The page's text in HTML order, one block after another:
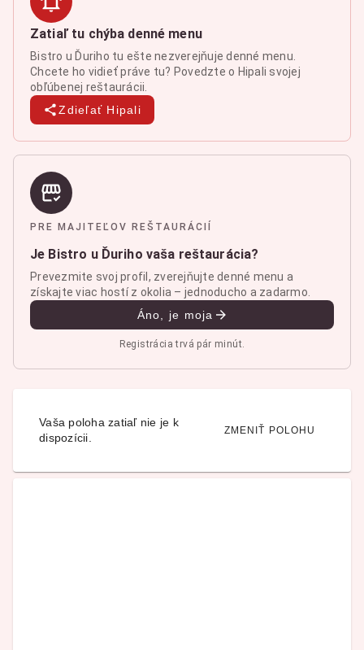
Zatiaľ tu chýba denné menu
Bistro u Ďuriho tu ešte nezverejňuje denné menu.
Chcete ho vidieť práve tu? Povedzte o Hipali svojej
obľúbenej reštaurácii.
Zdieľať Hipali
PRE MAJITEĽOV REŠTAURÁCIÍ
Je Bistro u Ďuriho vaša reštaurácia?
Prevezmite svoj profil, zverejňujte denné menu a
získajte viac hostí z okolia – jednoducho a zadarmo.
Áno, je moja
Registrácia trvá pár minút.
Vaša poloha zatiaľ nie je k
dispozícii.
ZMENIŤ POLOHU